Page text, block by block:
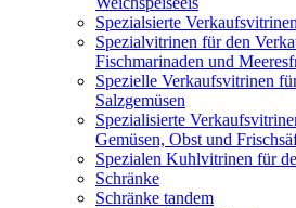
Spezialsierte
Spezialvitrinen für den
Fischmarinaden und
Spezielle Verkaufsvitrinen
Salzgemüsen
Spezialisierte
Gemüsen, Obst und
Spezialen Kuhlvitrinen für
Schränke
Schränke tandem